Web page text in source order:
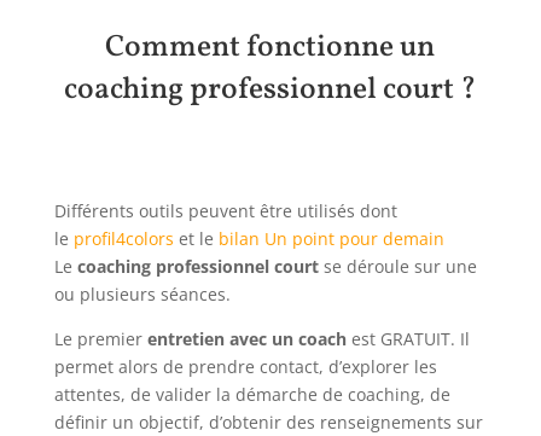
Comment fonctionne un
coaching professionnel court ?
Différents outils peuvent être utilisés dont
le profil4colors et le bilan Un point pour demain
Le coaching professionnel courtse déroule sur une
ou plusieurs séances.
Le premier entretien avec un coachest GRATUIT. Il
permet alors de prendre contact, d’explorer les
attentes, de valider la démarche de coaching, de
définir un objectif, d’obtenir des renseignements sur